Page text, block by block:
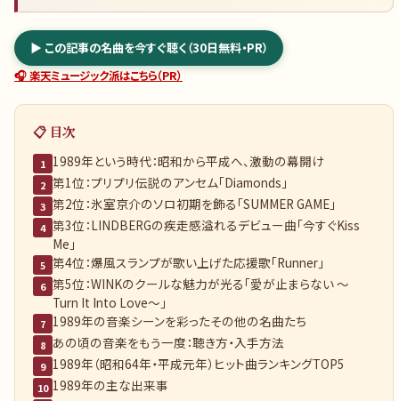
▶ この記事の名曲を今すぐ聴く（30日無料・PR）
🎧 楽天ミュージック派はこちら（PR）
📋 目次
1 1989年という時代：昭和から平成へ、激動の幕開け
2 第1位：プリプリ伝説のアンセム「Diamonds」
3 第2位：氷室京介のソロ初期を飾る「SUMMER GAME」
4 第3位：LINDBERGの疾走感溢れるデビュー曲「今すぐKiss
Me」
5 第4位：爆風スランプが歌い上げた応援歌「Runner」
6 第5位：WINKのクールな魅力が光る「愛が止まらない 〜
Turn It Into Love〜」
7 1989年の音楽シーンを彩ったその他の名曲たち
8 あの頃の音楽をもう一度：聴き方・入手方法
9 1989年（昭和64年・平成元年）ヒット曲ランキングTOP5
10 1989年の主な出来事